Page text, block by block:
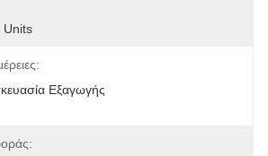
Εξαγωγής